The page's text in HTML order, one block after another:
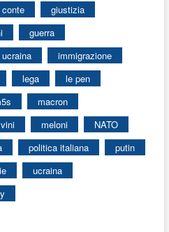
giustizia
guerra
immigrazione
lega
le pen
macron
meloni
NATO
politica italiana
putin
ucraina